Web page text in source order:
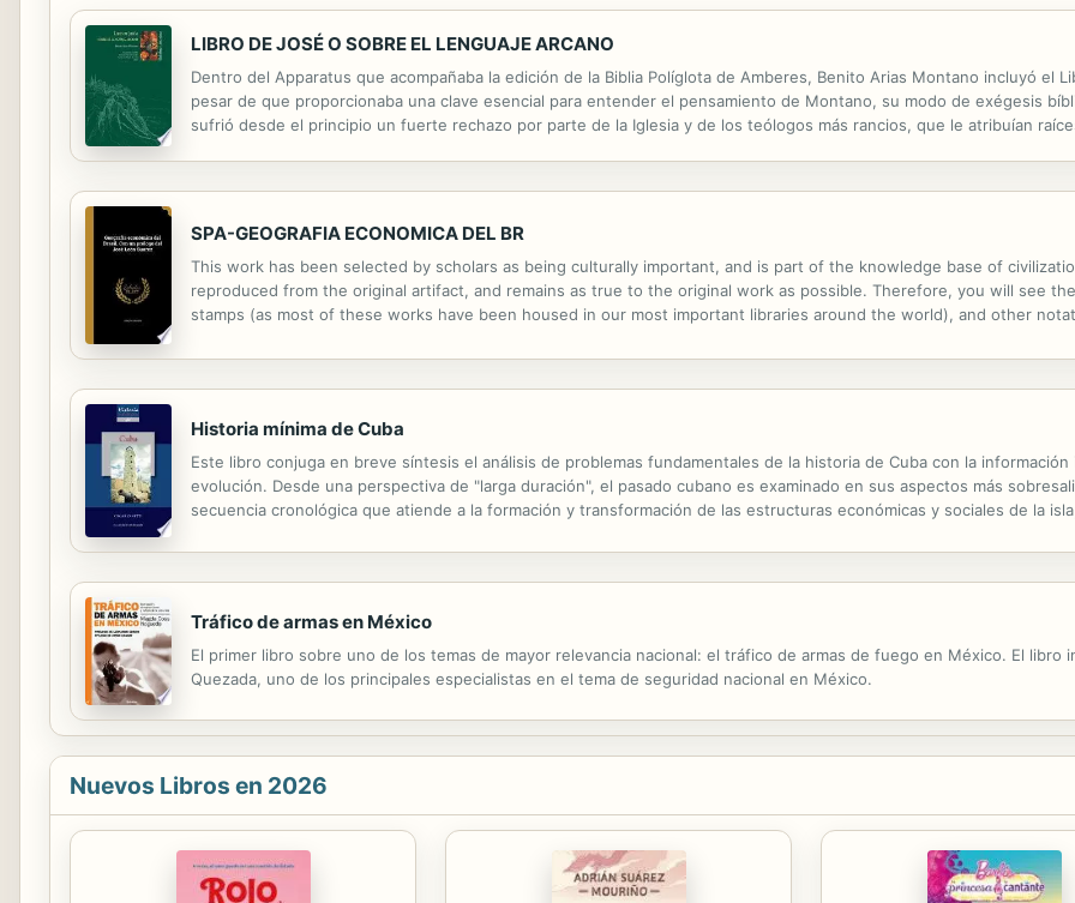
LIBRO DE JOSÉ O SOBRE EL LENGUAJE ARCANO
Dentro del Apparatus que acompañaba la edición de la Biblia Políglota de Amberes, Benito Arias Montano incluyó el
pesar de que proporcionaba una clave esencial para entender el pensamiento de Montano, su modo de exégesis
sufrió desde el principio un fuerte rechazo por parte de la Iglesia y de los teólogos más rancios, que le atribuían
SPA-GEOGRAFIA ECONOMICA DEL BR
This work has been selected by scholars as being culturally important, and is part of the knowledge base of
reproduced from the original artifact, and remains as true to the original work as possible. Therefore, you will see
stamps (as most of these works have been housed in our most important libraries around the world), and other
Historia mínima de Cuba
Este libro conjuga en breve síntesis el análisis de problemas fundamentales de la historia de Cuba con la
evolución. Desde una perspectiva de "larga duración", el pasado cubano es examinado en sus aspectos más
secuencia cronológica que atiende a la formación y transformación de las estructuras económicas y sociales de la
Tráfico de armas en México
El primer libro sobre uno de los temas de mayor relevancia nacional: el tráfico de armas de fuego en México. El libro
Quezada, uno de los principales especialistas en el tema de seguridad nacional en México.
Nuevos Libros en 2026